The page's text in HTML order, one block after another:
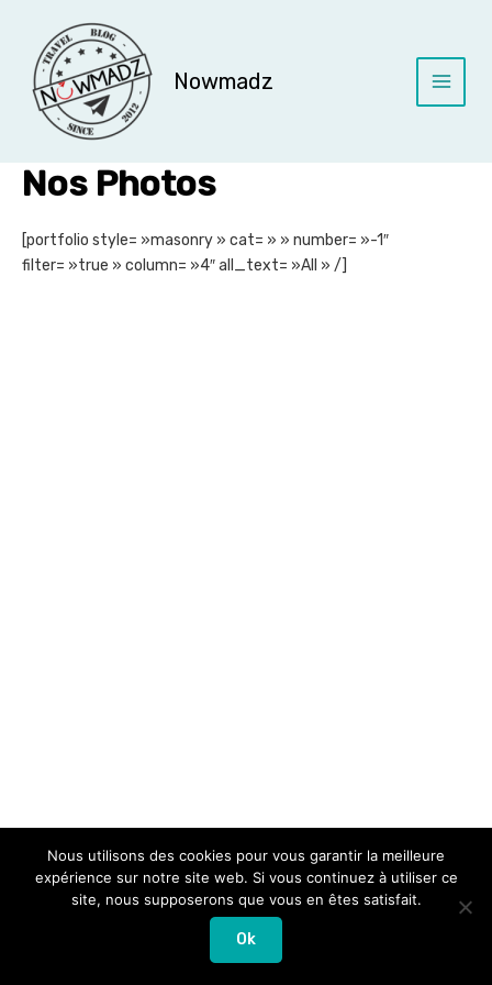
contenu
Nowmadz
Main
Nos Photos
[portfolio style= »masonry » cat= » » number= »-1″
filter= »true » column= »4″ all_text= »All » /]
Droit d'auteur © 2026 Nowmadz
Nous utilisons des cookies pour vous garantir la meilleure
expérience sur notre site web. Si vous continuez à utiliser ce
site, nous supposerons que vous en êtes satisfait.
Ok